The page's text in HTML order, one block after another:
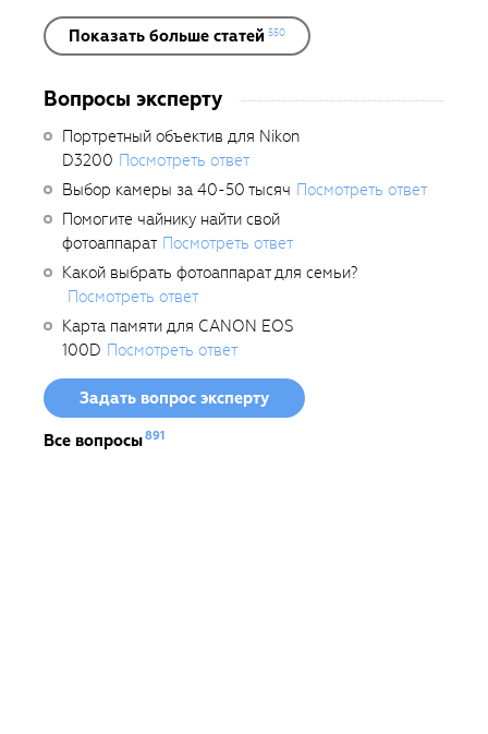
Показать больше статей 550
Вопросы эксперту
Портретный объектив для Nikon
D3200 Посмотреть ответ
Выбор камеры за 40-50 тысяч Посмотреть ответ
Помогите чайнику найти свой
фотоаппарат Посмотреть ответ
Какой выбрать фотоаппарат для семьи?
Посмотреть ответ
Карта памяти для CANON EOS
100D Посмотреть ответ
Задать вопрос эксперту
Все вопросы891